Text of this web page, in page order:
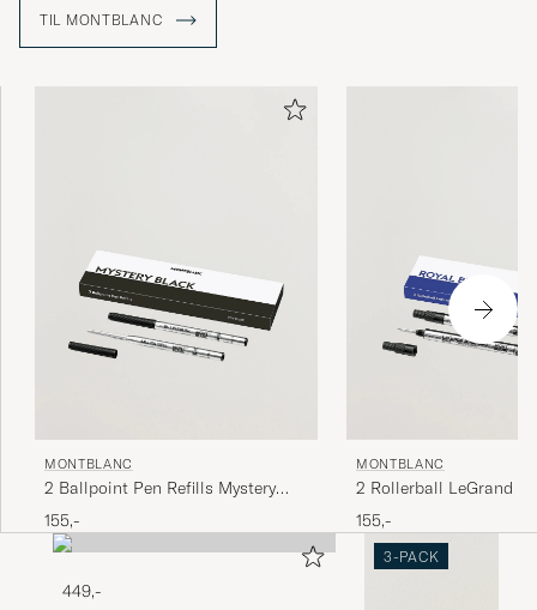
TIL MONTBLANC
MONTBLANC
2 Ballpoint Pen Refills Mystery
Black
155,-
MONTBLANC
2 Rollerball LeGrand
Royal Blue
155,-
449,-
3-PACK